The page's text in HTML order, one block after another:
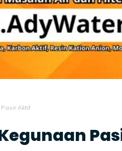
Aktif